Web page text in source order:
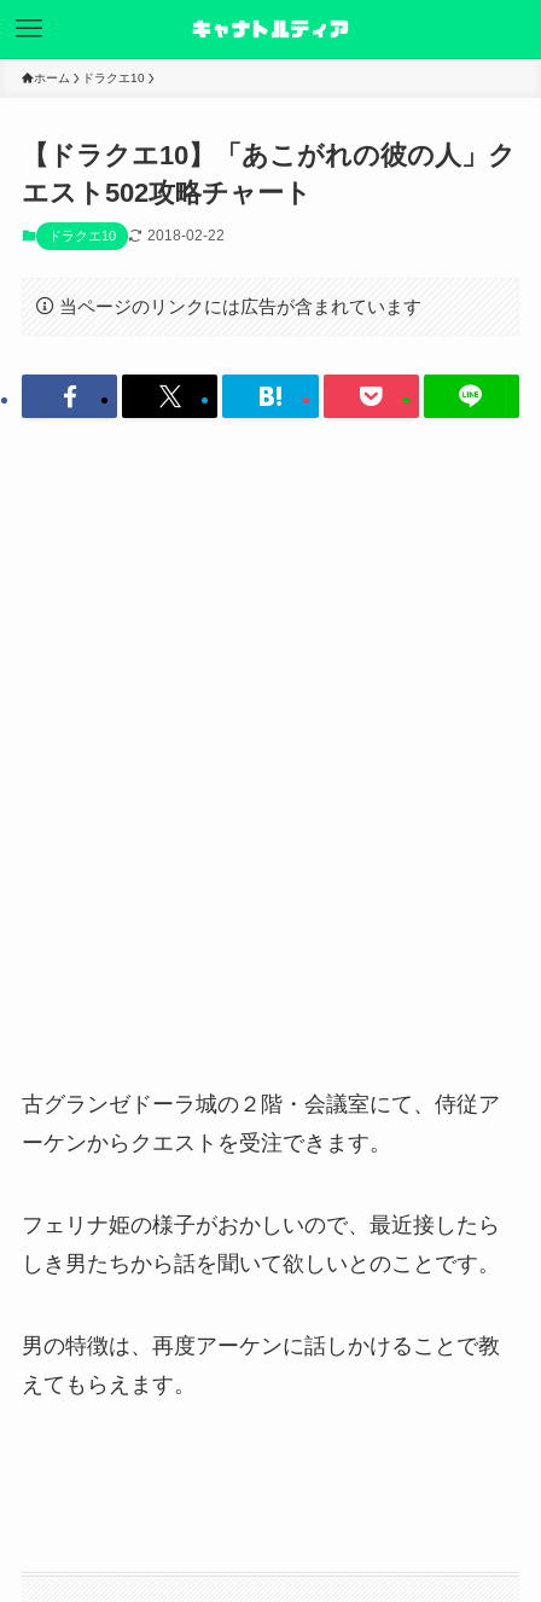
ホーム ドラクエ10
【ドラクエ10】「あこがれの彼の人」ク
エスト502攻略チャート
ドラクエ10 2018-02-22
当ページのリンクには広告が含まれています
古グランゼドーラ城の２階・会議室にて、侍従ア
ーケンからクエストを受注できます。
フェリナ姫の様子がおかしいので、最近接したら
しき男たちから話を聞いて欲しいとのことです。
男の特徴は、再度アーケンに話しかけることで教
えてもらえます。